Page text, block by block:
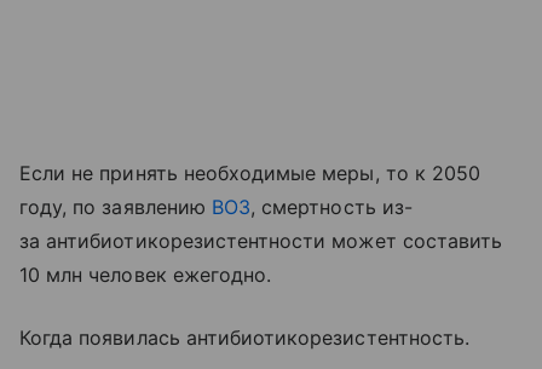
Если не принять необходимые меры, то к 2050
году, по заявлению ВОЗ, смертность из-
за антибиотикорезистентности может составить
10 млн человек ежегодно.
Когда появилась антибиотикорезистентность.